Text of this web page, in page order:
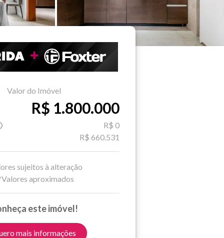
Valor do Imóvel
R$ 1.800.000
R$ 0
R$ 660.531
sujeitos à alteração
aproximados
este imóvel!
mais informações